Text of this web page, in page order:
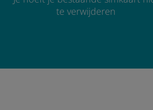
te verwijderen